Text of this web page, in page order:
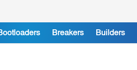
Breakers Builders